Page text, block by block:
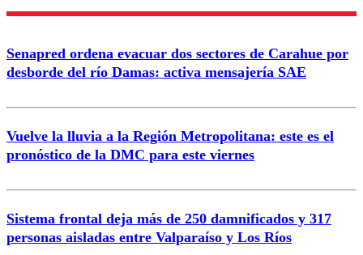
Correo
Enviar comentario
Senapred ordena evacuar dos sectores de Carahue por
desborde del río Damas: activa mensajería SAE
Vuelve la lluvia a la Región Metropolitana: este es el
pronóstico de la DMC para este viernes
Sistema frontal deja más de 250 damnificados y 317
personas aisladas entre Valparaíso y Los Ríos